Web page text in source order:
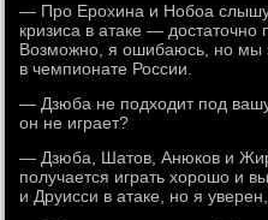
— Про Ерохина и Нобоа слышу
кризиса в атаке — достаточно
Возможно, я ошибаюсь, но мы
в чемпионате России.
— Дзюба не подходит под
он не играет?
— Дзюба, Шатов, Анюков и
получается играть хорошо и
и Друисси в атаке, но я